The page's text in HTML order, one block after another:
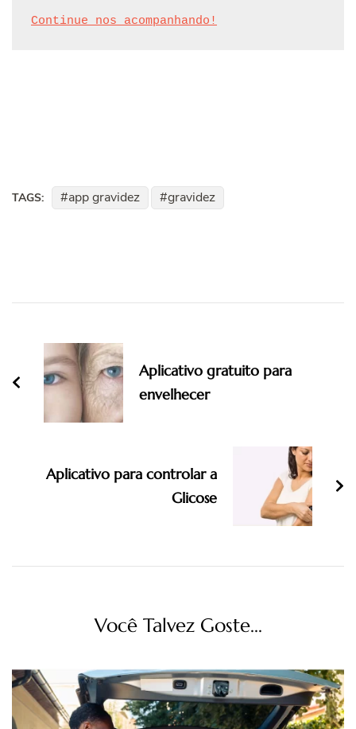
Continue nos acompanhando!
TAGS: app gravidez gravidez
Navigation
Aplicativo gratuito para
envelhecer
Aplicativo para controlar a
Glicose
Você Talvez Goste...